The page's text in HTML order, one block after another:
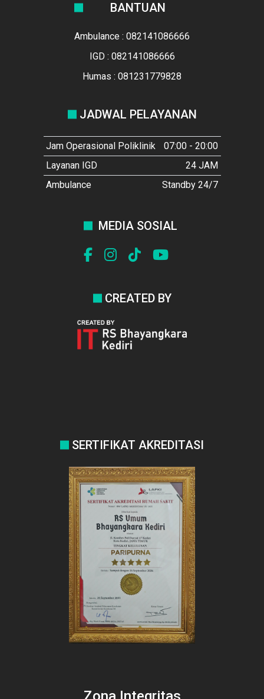
BANTUAN
Ambulance : 082141086666
IGD : 082141086666
Humas : 081231779828
JADWAL PELAYANAN
Jam Operasional Poliklinik
07:00 - 20:00
Layanan IGD
24 JAM
Ambulance
Standby 24/7
MEDIA SOSIAL
CREATED BY
SERTIFIKAT AKREDITASI